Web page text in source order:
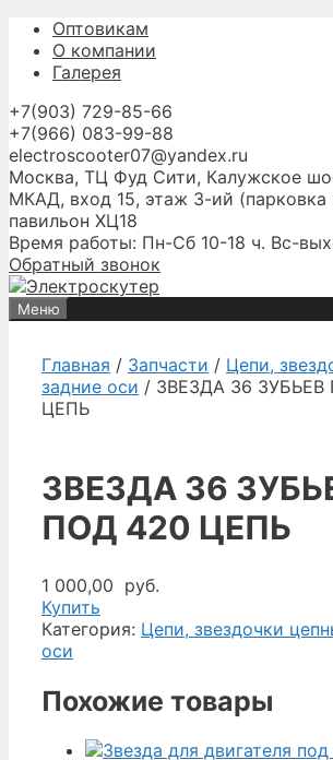
Перейти
содержимому
Оптовикам
О компании
Галерея
+7(903) 729-85-66
+7(966) 083-99-88
electroscooter07@yandex.ru
Москва, ТЦ Фуд Сити, Калужское
МКАД, вход 15, этаж 3-ий
павильон ХЦ18
Время работы: Пн-Сб 10-18 ч. Вс-
Обратный звонок
Меню
Главная / Запчасти / Цепи,
задние оси / ЗВЕЗДА 36 ЗУБЬЕВ
ЦЕПЬ
ЗВЕЗДА 36
ПОД 420 ЦЕПЬ
1 000,00 руб.
Купить
Категория: Цепи, звездочки
оси
Похожие товары